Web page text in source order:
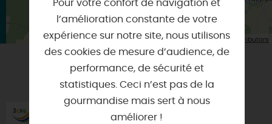
Leaflet| Map data ©OpenStreetMap contributors
VOUS AIMEREZ AUSSI
OUVERTURE DE
Pour votre confort de navigation et
l’amélioration constante de votre
expérience sur notre site, nous utilisons
des cookies de mesure d’audience, de
performance, de sécurité et
statistiques. Ceci n’est pas de la
gourmandise mais sert à nous
améliorer !